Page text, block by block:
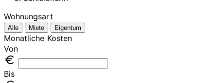
Wohnungsart
Alle Miete Eigentum
Monatliche Kosten
Von
Bis